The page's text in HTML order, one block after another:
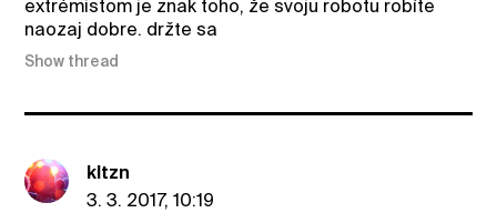
extrémistom je znak toho, že svoju robotu robíte
naozaj dobre. držte sa
Show thread
kltzn
3. 3. 2017, 10:19